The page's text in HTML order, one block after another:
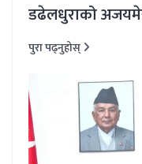
डढेलधुराको
पुरा पढ्नुहोस्